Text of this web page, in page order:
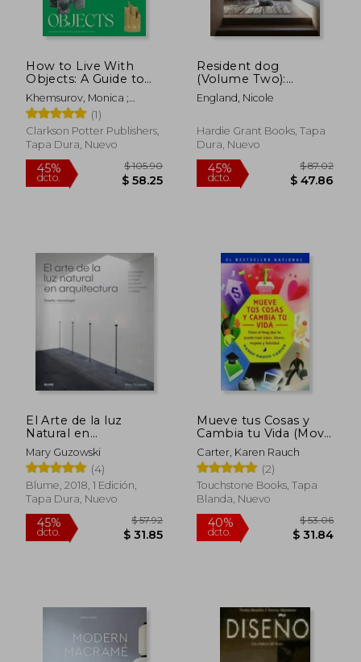
40% $ 63.39 45%
45% 45%
How to Live With
Objects: A Guide to
More Meaningful
Interiors (en Inglés)
Khemsurov, Monica ;
Singer, Jill
(1)
Clarkson Potter Publishers,
Tapa Dura, Nuevo
Resident dog
(Volume Two):
Incredible Homes
and the Dogs who
England, Nicole
Hardie Grant Books, Tapa
Dura, Nuevo
El Arte de la luz
Natural en
Arquitectura
Mary Guzowski
(4)
Blume, 2018, 1 Edición,
Tapa Dura, Nuevo
Mueve tus Cosas y
Cambia tu Vida (Move
Your Stuff, Change
Your Life): Como el
Feng Shui te Puede
Traer Amor, Dinero,
Respeto y Felicidad
Carter, Karen Rauch
(2)
Touchstone Books, Tapa
Blanda, Nuevo